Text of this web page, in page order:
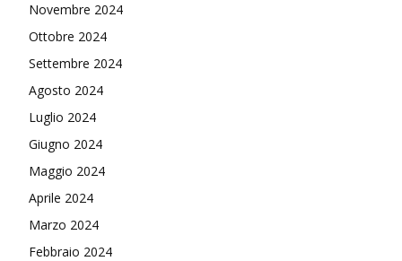
Novembre 2024
Ottobre 2024
Settembre 2024
Agosto 2024
Luglio 2024
Giugno 2024
Maggio 2024
Aprile 2024
Marzo 2024
Febbraio 2024